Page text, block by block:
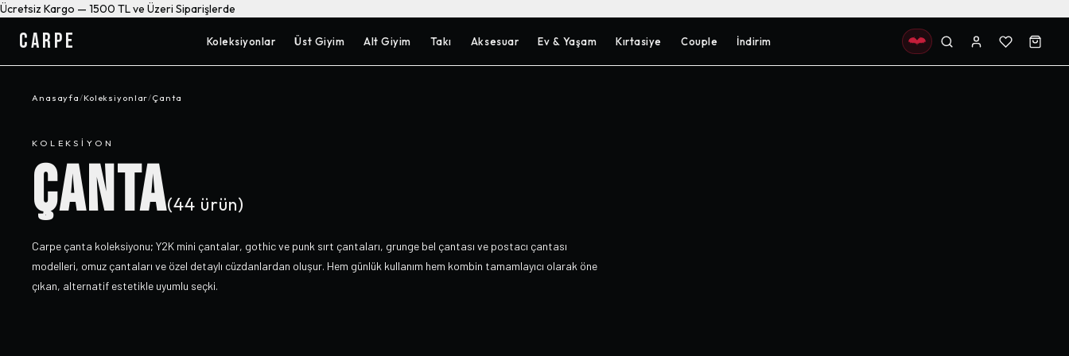
Ücretsiz Kargo — 1500 TL ve Üzeri Siparişlerde
CARPE Koleksiyonlar Üst Giyim Alt Giyim Takı Aksesuar Ev & Yaşam Kırtasiye Couple İndirim
Anasayfa/Koleksiyonlar/Çanta
KOLEKSIYON
ÇANTA(44 ürün)
Carpe çanta koleksiyonu; Y2K mini çantalar, gothic ve punk sırt çantaları, grunge bel çantası ve postacı çantası
modelleri, omuz çantaları ve özel detaylı cüzdanlardan oluşur. Hem günlük kullanım hem kombin tamamlayıcı olarak öne
çıkan, alternatif estetikle uyumlu seçki.